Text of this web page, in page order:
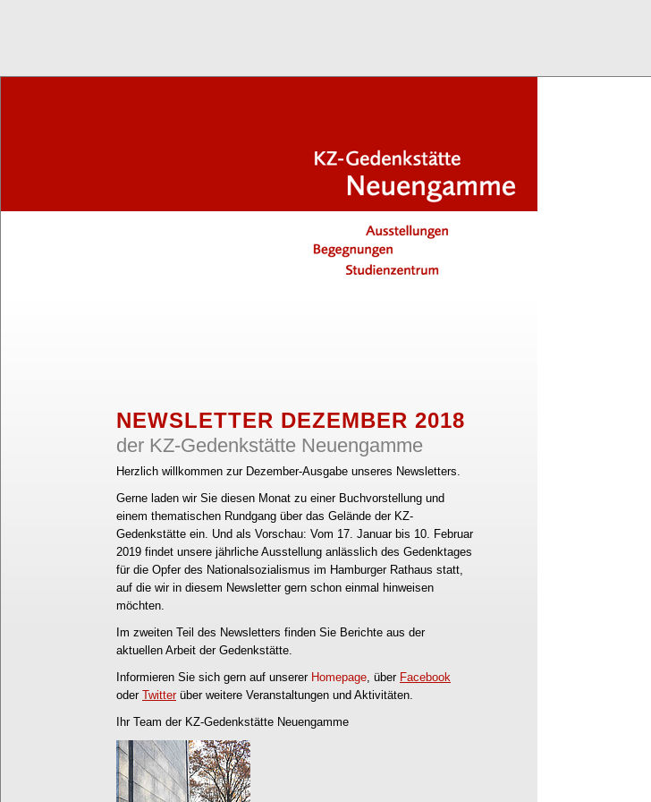
NEWSLETTER DEZEMBER 2018
der KZ-Gedenkstätte Neuengamme
Herzlich willkommen zur Dezember-Ausgabe unseres Newsletters.
Gerne laden wir Sie diesen Monat zu einer Buchvorstellung und
einem thematischen Rundgang über das Gelände der KZ-
Gedenkstätte ein. Und als Vorschau: Vom 17. Januar bis 10. Februar
2019 findet unsere jährliche Ausstellung anlässlich des Gedenktages
für die Opfer des Nationalsozialismus im Hamburger Rathaus statt,
auf die wir in diesem Newsletter gern schon einmal hinweisen
möchten.
Im zweiten Teil des Newsletters finden Sie Berichte aus der
aktuellen Arbeit der Gedenkstätte.
Informieren Sie sich gern auf unserer Homepage, über Facebook
oder Twitterüber weitere Veranstaltungen und Aktivitäten.
Ihr Team der KZ-Gedenkstätte Neuengamme